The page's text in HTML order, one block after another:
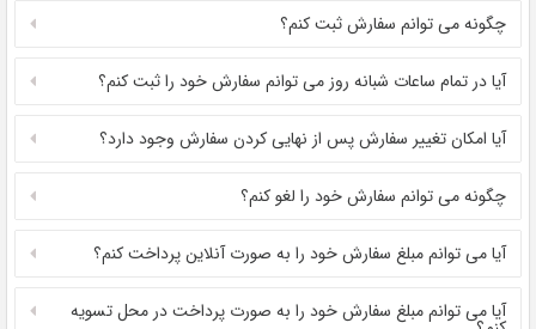
این
را
دوستان
خود
اشتراک
چگونه می ‌توانم سفارش ثبت کنم؟
آیا در تمام ساعات شبانه روز می‌ توانم سفارش خود را ثبت کنم؟
آیا امکان تغییر سفارش پس از نهایی ‌کردن سفارش وجود دارد؟
چگونه می ‌توانم سفارش خود را لغو کنم؟
آیا می ‌توانم مبلغ سفارش خود را به صورت آنلاین پرداخت کنم؟
آیا می‌ توانم مبلغ سفارش خود را به صورت پرداخت در محل تسویه